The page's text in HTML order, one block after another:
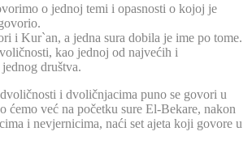
o jednoj temi i opasnosti o kojoj je
i Kur`an, a jedna sura dobila je ime po tome.
kao jednoj od najvećih i
društva.
i dvoličnjacima puno se govori u
ćemo već na početku sure El-Bekare, nakon
i nevjernicima, naći set ajeta koji govore u